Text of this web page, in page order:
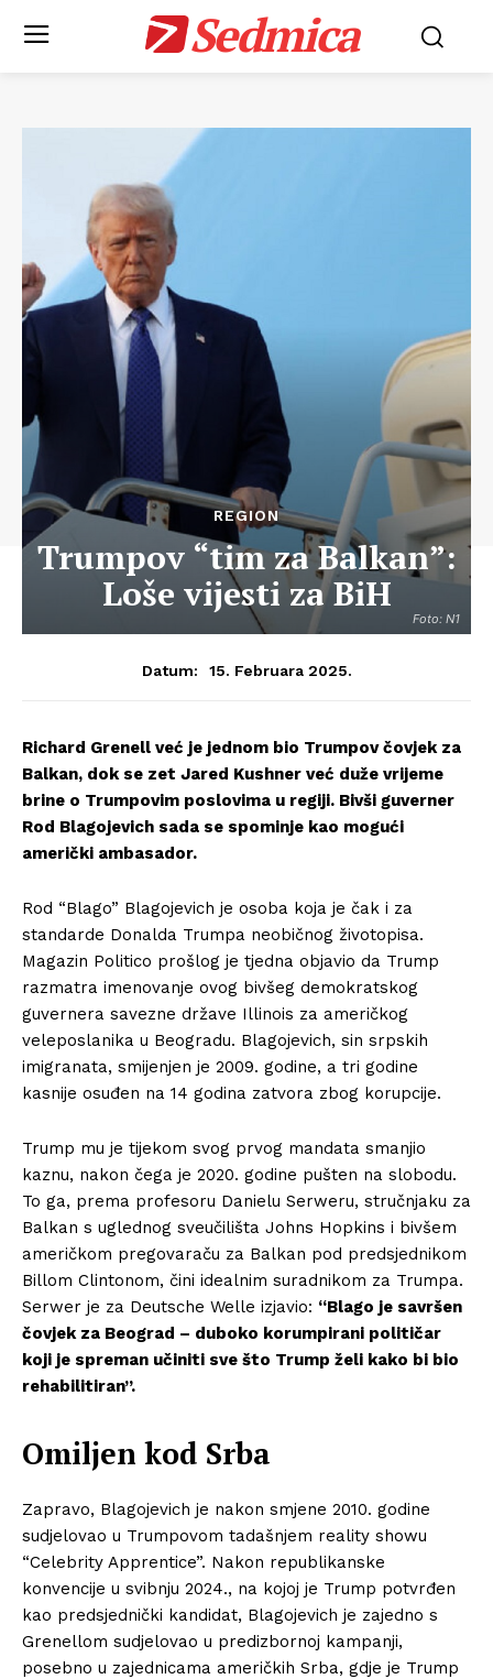
Sedmica
Foto: N1
REGION
Trumpov “tim za Balkan”:
Loše vijesti za BiH
Datum: 15. Februara 2025.
Richard Grenell već je jednom bio Trumpov čovjek za
Balkan, dok se zet Jared Kushner već duže vrijeme
brine o Trumpovim poslovima u regiji. Bivši guverner
Rod Blagojevich sada se spominje kao mogući
američki ambasador.
Rod “Blago” Blagojevich je osoba koja je čak i za
standarde Donalda Trumpa neobičnog životopisa.
Magazin Politico prošlog je tjedna objavio da Trump
razmatra imenovanje ovog bivšeg demokratskog
guvernera savezne države Illinois za američkog
veleposlanika u Beogradu. Blagojevich, sin srpskih
imigranata, smijenjen je 2009. godine, a tri godine
kasnije osuđen na 14 godina zatvora zbog korupcije.
Trump mu je tijekom svog prvog mandata smanjio
kaznu, nakon čega je 2020. godine pušten na slobodu.
To ga, prema profesoru Danielu Serweru, stručnjaku za
Balkan s uglednog sveučilišta Johns Hopkins i bivšem
američkom pregovaraču za Balkan pod predsjednikom
Billom Clintonom, čini idealnim suradnikom za Trumpa.
Serwer je za Deutsche Welle izjavio: “Blago je savršen
čovjek za Beograd – duboko korumpirani političar
koji je spreman učiniti sve što Trump želi kako bi bio
rehabilitiran”.
Omiljen kod Srba
Zapravo, Blagojevich je nakon smjene 2010. godine
sudjelovao u Trumpovom tadašnjem reality showu
“Celebrity Apprentice”. Nakon republikanske
konvencije u svibnju 2024., na kojoj je Trump potvrđen
kao predsjednički kandidat, Blagojevich je zajedno s
Grenellom sudjelovao u predizbornoj kampanji,
posebno u zajednicama američkih Srba, gdje je Trump